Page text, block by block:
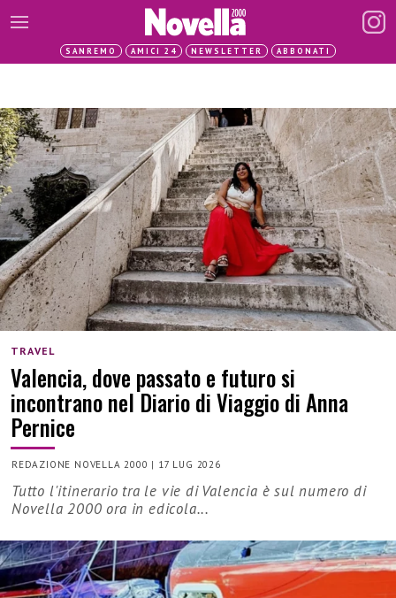
SANREMO AMICI 24 NEWSLETTER ABBONATI
TRAVEL
Valencia, dove passato e futuro si
incontrano nel Diario di Viaggio di Anna
Pernice
REDAZIONE NOVELLA 2000 | 17 LUG 2026
Tutto l'itinerario tra le vie di Valencia è sul numero di
Novella 2000 ora in edicola...